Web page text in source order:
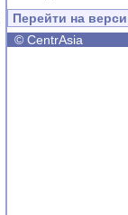
Перейти на
© CentrAsia